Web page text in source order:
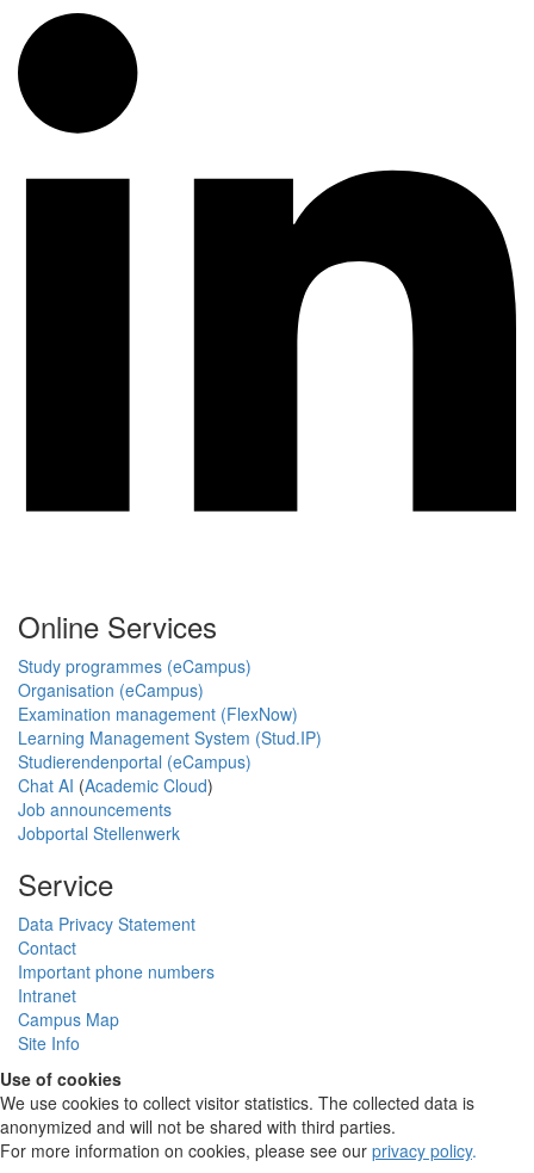
Online Services
Study programmes (eCampus)
Organisation (eCampus)
Examination management (FlexNow)
Learning Management System (Stud.IP)
Studierendenportal (eCampus)
Chat AI (Academic Cloud)
Job announcements
Jobportal Stellenwerk
Service
Data Privacy Statement
Contact
Important phone numbers
Intranet
Campus Map
Site Info
Use of cookies
We use cookies to collect visitor statistics. The collected data is
anonymized and will not be shared with third parties.
For more information on cookies, please see our privacy policy.